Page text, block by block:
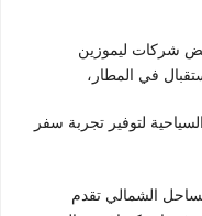
بعض شركات ليموزين
في المطار،
لتوفير تجربة سفر
الشمالي تقدم